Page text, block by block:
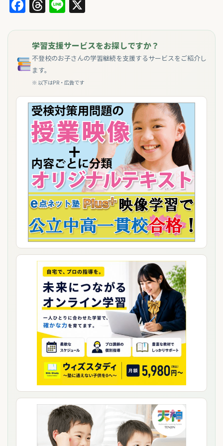
Facebook
Threads
Line
学習支援サービスをお探しですか？
不登校のお子さんの学習継続を支援するサービスをご紹介し
ます。
※ 以下はPR・広告です